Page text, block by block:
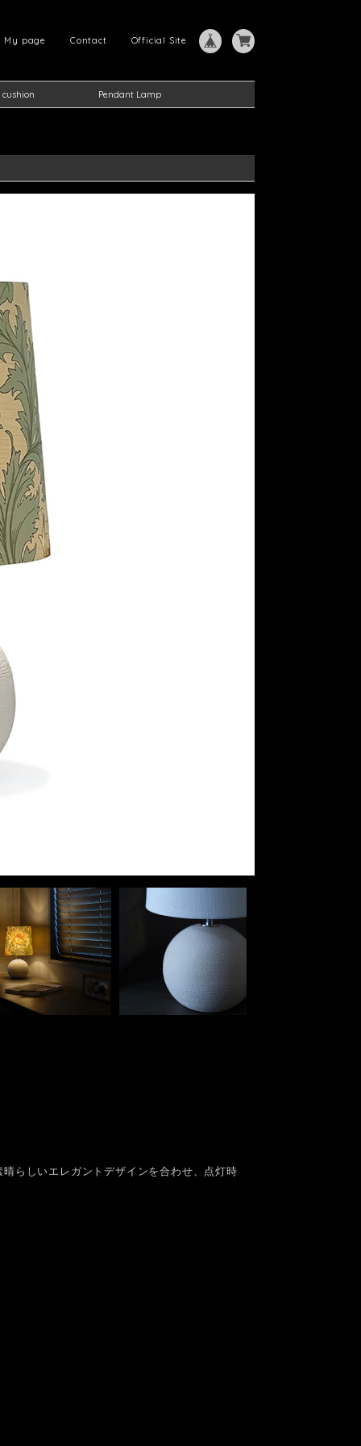
Official Site
Contact
My page
cushion Pendant Lamp
らしいエレガントデザインを合わせ、点灯時